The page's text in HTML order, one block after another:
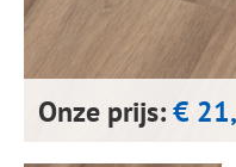
Onze prijs:€